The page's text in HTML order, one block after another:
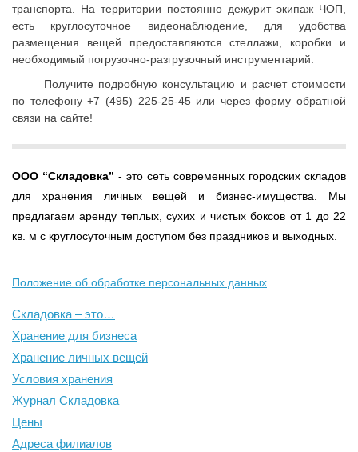
транспорта. На территории постоянно дежурит экипаж ЧОП,
есть круглосуточное видеонаблюдение, для удобства
размещения вещей предоставляются стеллажи, коробки и
необходимый погрузочно-разгрузочный инструментарий.
Получите подробную консультацию и расчет стоимости
по телефону +7 (495) 225-25-45 или через форму обратной
связи на сайте!
ООО “Складовка” - это сеть современных городских складов
для хранения личных вещей и бизнес-имущества. Мы
предлагаем аренду теплых, сухих и чистых боксов от 1 до 22
кв. м с круглосуточным доступом без праздников и выходных.
Положение об обработке персональных данных
Складовка – это…
Хранение для бизнеса
Хранение личных вещей
Условия хранения
Журнал Складовка
Цены
Адреса филиалов